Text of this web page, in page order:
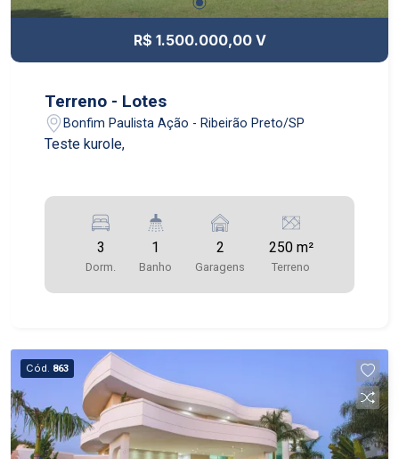
R$ 1.500.000,00 V
Terreno - Lotes
Bonfim Paulista Ação - Ribeirão Preto/SP
Teste kurole,
3
Dorm.
1
Banho
2
Garagens
250 m²
Terreno
Cód. 863